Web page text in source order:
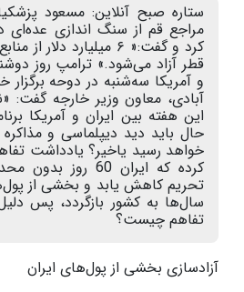
ستاره صبح آنلاین: مسعود
مراجع قم از سنگ اندازی عده‌ای
کرد و گفت:« ۶ میلیارد
قطر آزاد می‌شود.» ترامپ روز
و آمریکا سه‌شنبه در دوحه
آبادی، معاون وزیر خارجه
این هفته بین ایران و آمریکا
حال باید دید دیپلماسی و
خواهد رسید یاخیر؟ یادداشت
کرده که ایران 60
تحریم کاهش یابد و بخشی از
سال‌ها به کشور بازگردد، پس
تفاهم چیست؟
آزادسازی بخشی از پول‌های ایران